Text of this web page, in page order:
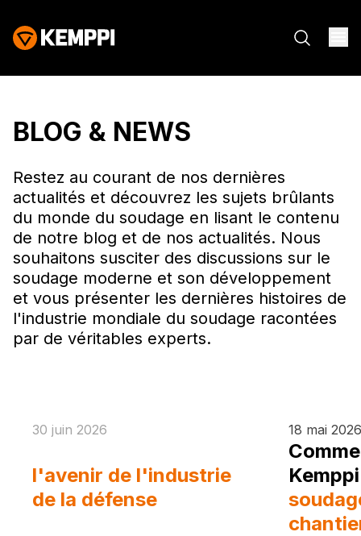
BLOG & NEWS
Restez au courant de nos dernières
actualités et découvrez les sujets brûlants
du monde du soudage en lisant le contenu
de notre blog et de nos actualités. Nous
souhaitons susciter des discussions sur le
soudage moderne et son développement
et vous présenter les dernières histoires de
l'industrie mondiale du soudage racontées
par de véritables experts.
l'avenir de l'industrie
de la défense
30 juin 2026 18 mai 2026